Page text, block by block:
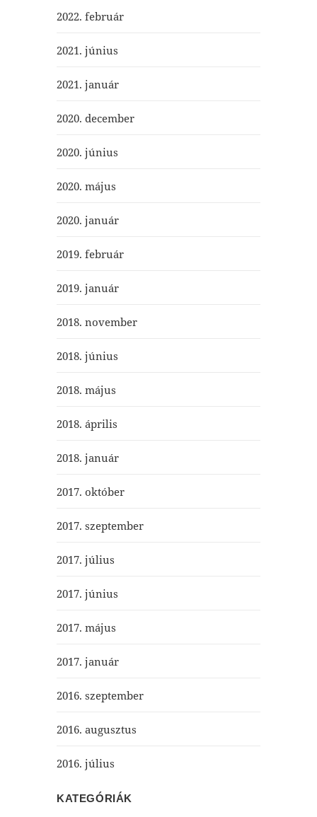
2022. február
2021. június
2021. január
2020. december
2020. június
2020. május
2020. január
2019. február
2019. január
2018. november
2018. június
2018. május
2018. április
2018. január
2017. október
2017. szeptember
2017. július
2017. június
2017. május
2017. január
2016. szeptember
2016. augusztus
2016. július
KATEGÓRIÁK